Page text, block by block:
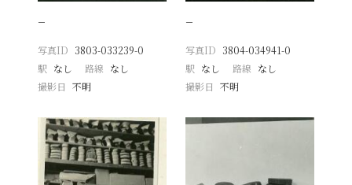
−
写真ID 3803-033239-0
駅 なし 路線 なし
撮影日
不明
−
写真ID 3804-034941-0
駅 なし 路線 なし
撮影日 不明